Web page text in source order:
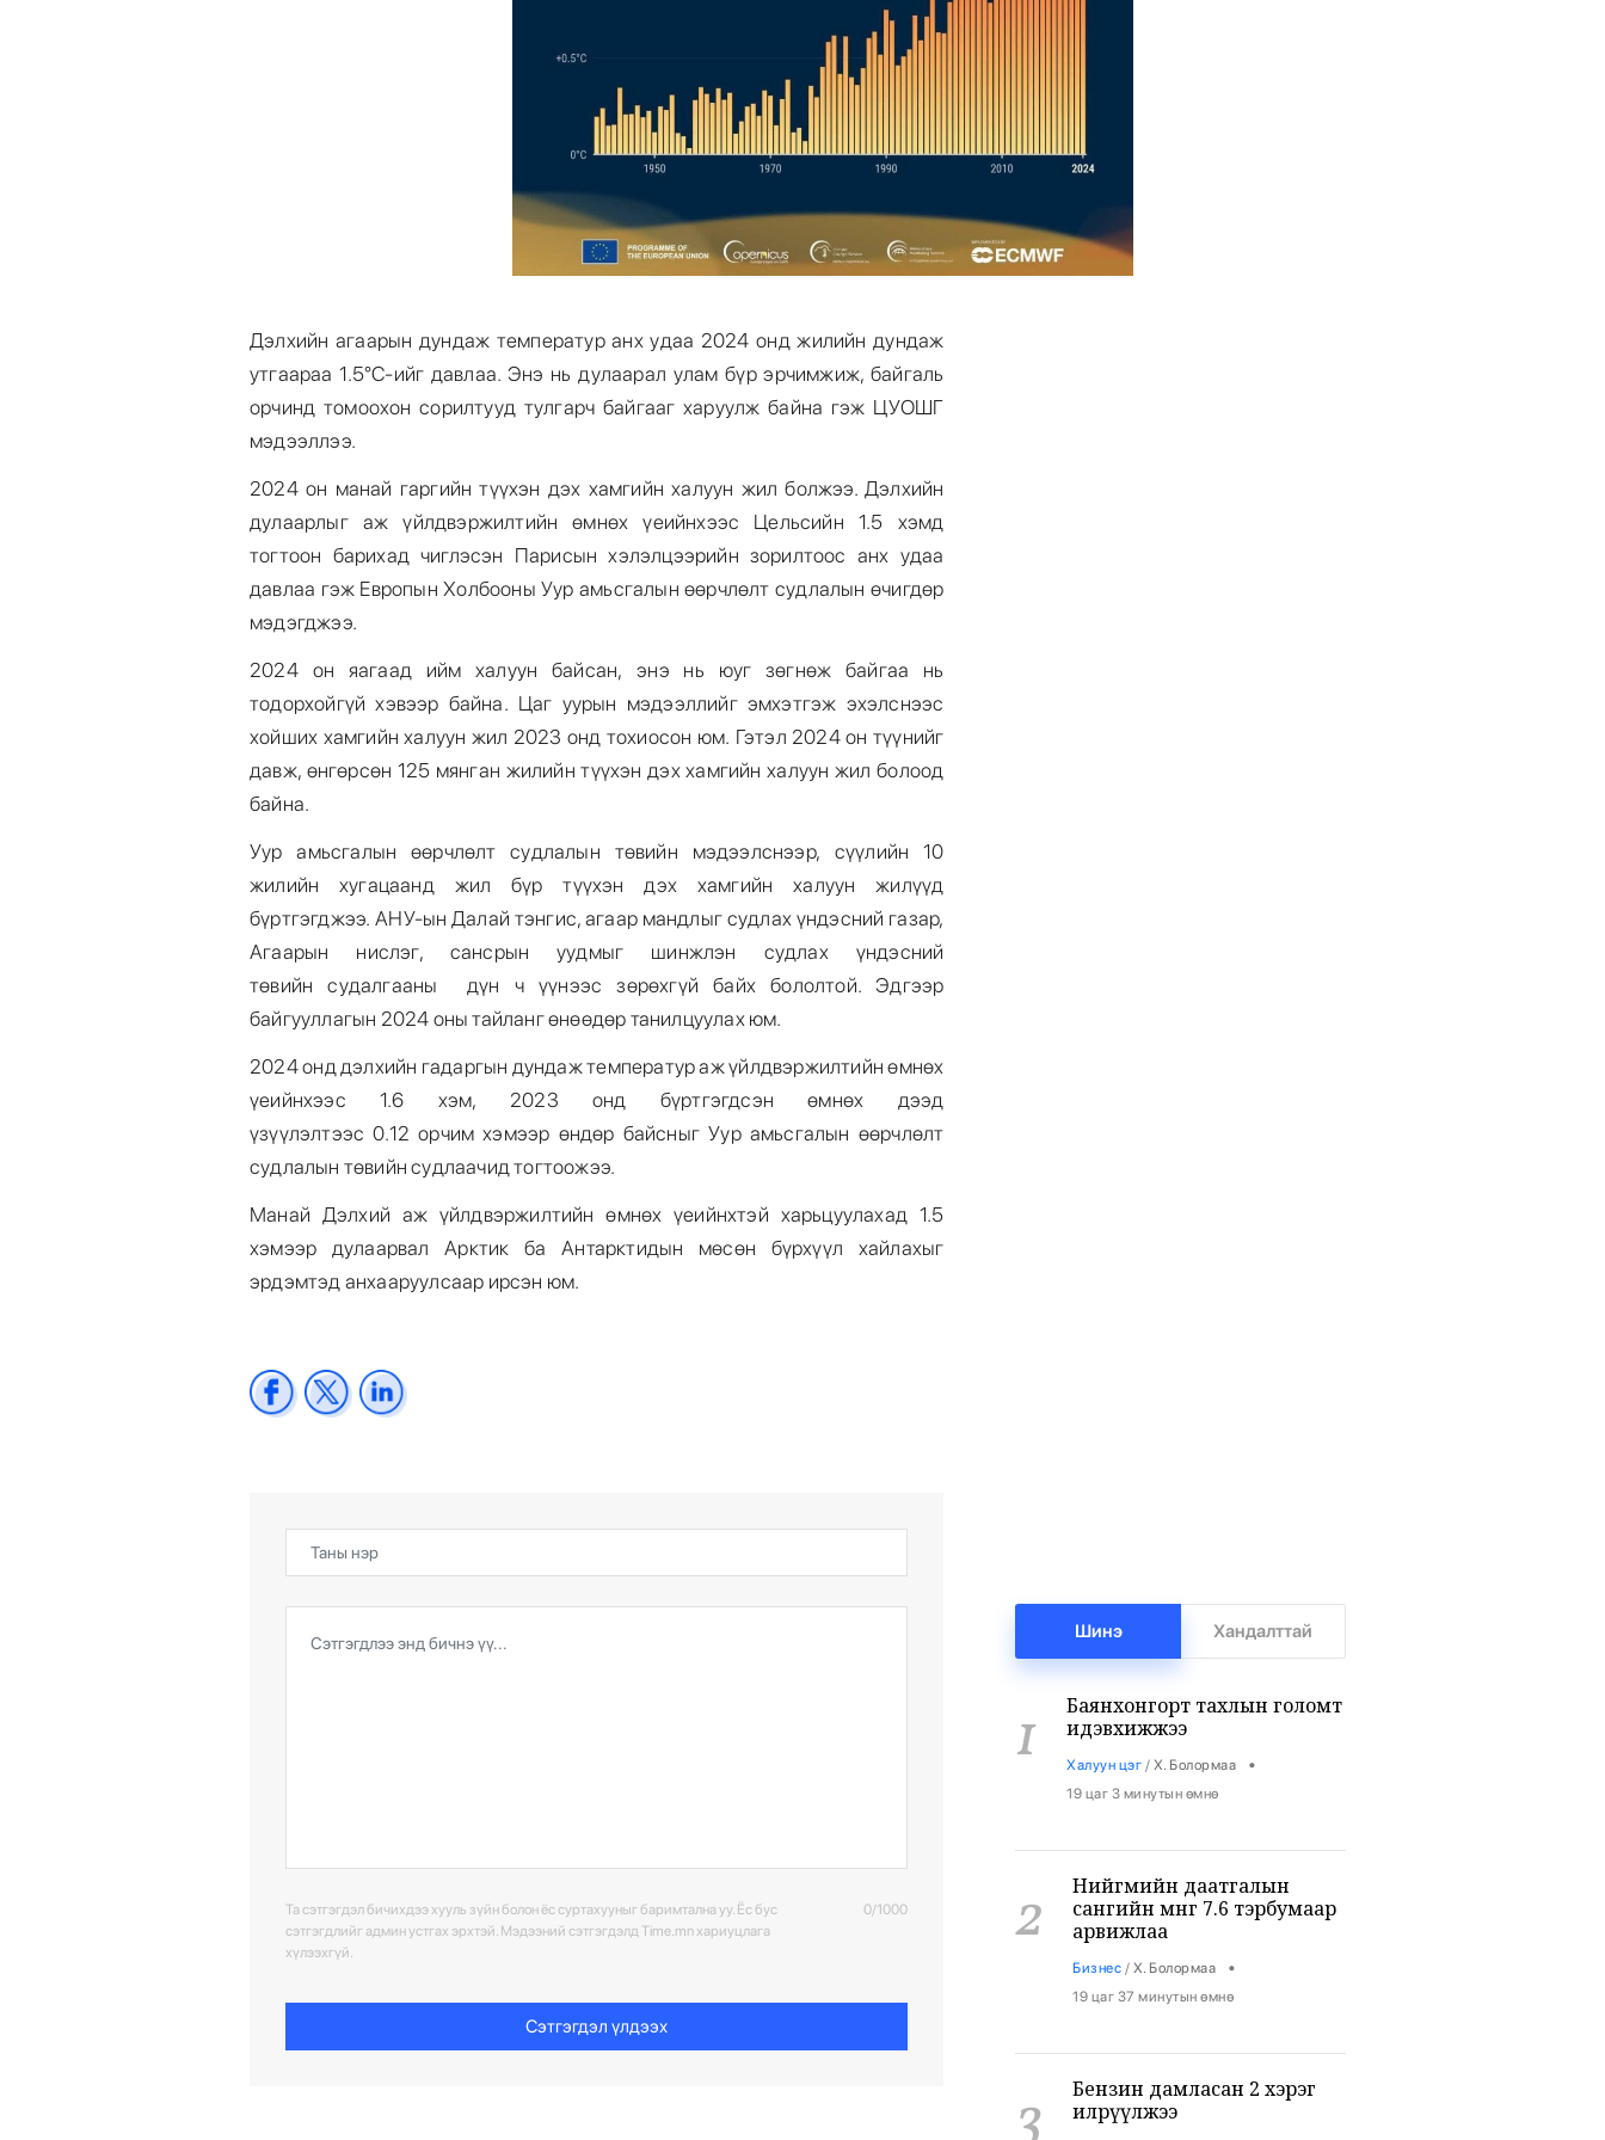
Дэлхийн агаарын дундаж температур анх удаа 2024 онд жилийн дундаж
утгаараа 1.5°C-ийг давлаа. Энэ нь дулаарал улам бүр эрчимжиж, байгаль
орчинд томоохон сорилтууд тулгарч байгааг харуулж байна гэж ЦУОШГ
мэдээллээ.
2024 он манай гаргийн түүхэн дэх хамгийн халуун жил болжээ. Дэлхийн
дулаарлыг аж үйлдвэржилтийн өмнөх үеийнхээс Цельсийн 1.5 хэмд
тогтоон барихад чиглэсэн Парисын хэлэлцээрийн зорилтоос анх удаа
давлаа гэж Европын Холбооны Уур амьсгалын өөрчлөлт судлалын өчигдөр
мэдэгджээ.
2024 он яагаад ийм халуун байсан, энэ нь юуг зөгнөж байгаа нь
тодорхойгүй хэвээр байна. Цаг уурын мэдээллийг эмхэтгэж эхэлснээс
хойших хамгийн халуун жил 2023 онд тохиосон юм. Гэтэл 2024 он түүнийг
давж, өнгөрсөн 125 мянган жилийн түүхэн дэх хамгийн халуун жил болоод
байна.
Уур амьсгалын өөрчлөлт судлалын төвийн мэдээлснээр, сүүлийн 10
жилийн хугацаанд жил бүр түүхэн дэх хамгийн халуун жилүүд
бүртгэгджээ. АНУ-ын Далай тэнгис, агаар мандлыг судлах үндэсний газар,
Агаарын нислэг, сансрын уудмыг шинжлэн судлах үндэсний
төвийн судалгааны дүн ч үүнээс зөрөхгүй байх бололтой. Эдгээр
байгууллагын 2024 оны тайланг өнөөдөр танилцуулах юм.
2024 онд дэлхийн гадаргын дундаж температур аж үйлдвэржилтийн өмнөх
үеийнхээс 1.6 хэм, 2023 онд бүртгэгдсэн өмнөх дээд
үзүүлэлтээс 0.12 орчим хэмээр өндөр байсныг Уур амьсгалын өөрчлөлт
судлалын төвийн судлаачид тогтоожээ.
Манай Дэлхий аж үйлдвэржилтийн өмнөх үеийнхтэй харьцуулахад 1.5
хэмээр дулаарвал Арктик ба Антарктидын мөсөн бүрхүүл хайлахыг
эрдэмтэд анхааруулсаар ирсэн юм.
Та сэтгэгдэл бичихдээ хууль зүйн болон ёс суртахууныг баримтална уу. Ёс бус
сэтгэгдлийг админ устгах эрхтэй. Мэдээний сэтгэгдэлд Time.mn хариуцлага
хүлээхгүй.
0/1000
Сэтгэгдэл үлдээх
Шинэ Хандалттай
1
Баянхонгорт тахлын голомт
идэвхижжээ
Халуун цэг / Х. Болормаа •
19 цаг 3 минутын өмнө
2
Нийгмийн даатгалын
сангийн мөнгө 7.6 тэрбумаар
арвижлаа
Бизнес / Х. Болормаа •
19 цаг 37 минутын өмнө
3
Бензин дамласан 2 хэрэг
илрүүлжээ